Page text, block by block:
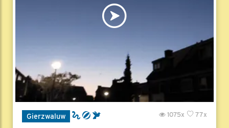
Gierzwaluw 77x
1075x